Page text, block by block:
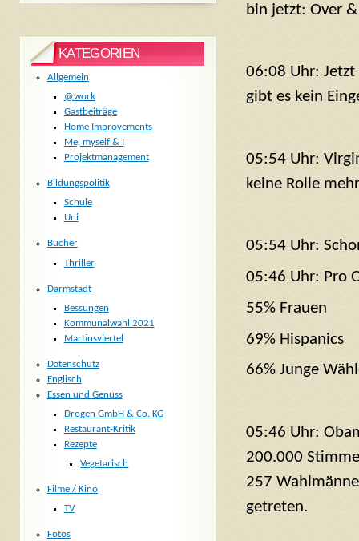
bin jetzt: Over
06:08 Uhr: Jetzt
gibt es kein
05:54 Uhr:
keine Rolle
05:54 Uhr:
05:46 Uhr: Pro
55% Frauen
69% Hispanics
66% Junge
05:46 Uhr:
200.000
257
getreten.
KATEGORIEN
Allgemein
@work
Gastbeiträge
Home Improvements
Me, myself & I
Projektmanagement
Bildungspolitik
Schule
Uni
Bücher
Thriller
Darmstadt
Bessungen
Kommunalwahl 2021
Martinsviertel
Datenschutz
Englisch
Essen und Genuss
Drogen GmbH & Co. KG
Restaurant-Kritik
Rezepte
Vegetarisch
Filme / Kino
TV
Fotos